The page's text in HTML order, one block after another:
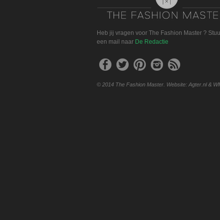
Heb jij vragen voor The Fashion Master ?
een mail naar De Redactie
© 2014 The Fashion Master. Website: Agter.nl &